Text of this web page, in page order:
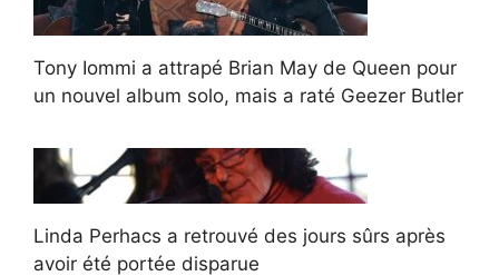
Tony Iommi a attrapé Brian May de Queen pour
un nouvel album solo, mais a raté Geezer Butler
Linda Perhacs a retrouvé des jours sûrs après
avoir été portée disparue